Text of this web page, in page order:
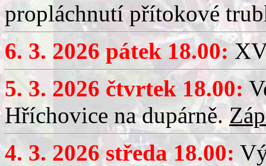
propláchnutí přítokové
6. 3. 2026 pátek 18.00:
5. 3. 2026 čtvrtek 18.00:
Hříchovice na dupárně.
4. 3. 2026 středa 18.00: